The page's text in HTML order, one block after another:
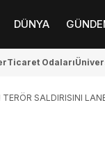
DÜNYA
Ticaret Odaları
SALDIRISINI